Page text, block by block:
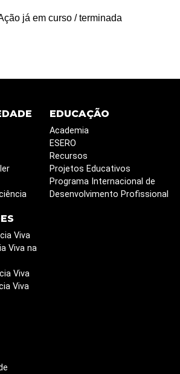
já em curso / terminada
EDUCAÇÃO
Academia
ESERO
Recursos
Projetos Educativos
Programa Internacional de
Desenvolvimento Profissional
Viva
Viva na
Viva
Viva